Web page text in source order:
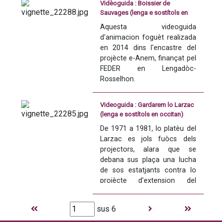
d'animacion foguèt realizada
en 2014 dins l'encastre del
projècte e-Anem, finançat pel
FEDER en Lengadòc-
Rosselhon.
Version occitana sostitolada
en occitan
Rosselhon.
Version occitana sostitolada
en occitan
menan lèu a Pesenàs en
Lengadòc, que los
Montmorency, granda
familha de França e
governors de Lengadòc, an
eligida per capitala.
Aquesta videoguida
d'animacion foguèt realizada
en 2014 dins l'encastre del
projècte e-Anem, finançat pel
Rosselhon.
Version occitana sostitolada
en occitan
Vidèoguida : Boissier de
Sauvages (lenga e sostítols en
occitan)
Aquesta videoguida
d'animacion foguèt realizada
en 2014 dins l'encastre del
projècte e-Anem, finançat pel
FEDER en Lengadòc-
Rosselhon.
Version occitana sostitolada
en occitan
Lo Dictionnaire languedocien-
français
de Pierre-Augustin
Boissier de Sauvages es una
de las òbras lexicograficas
occitanas las mai
importantas de las que
foguèron estampadas e
difusidas a l’epòca modèrna.
Es estat una aisina de trabalh
Videoguida : Gardarem lo Larzac
(lenga e sostítols en occitan)
De 1971 a 1981, lo platèu del
Larzac es jols fuòcs dels
projectors, alara que se
debana sus plaça una lucha
de sos estatjants contra lo
projècte d'extension del
s'acompanha d'un ensemble
sus 6